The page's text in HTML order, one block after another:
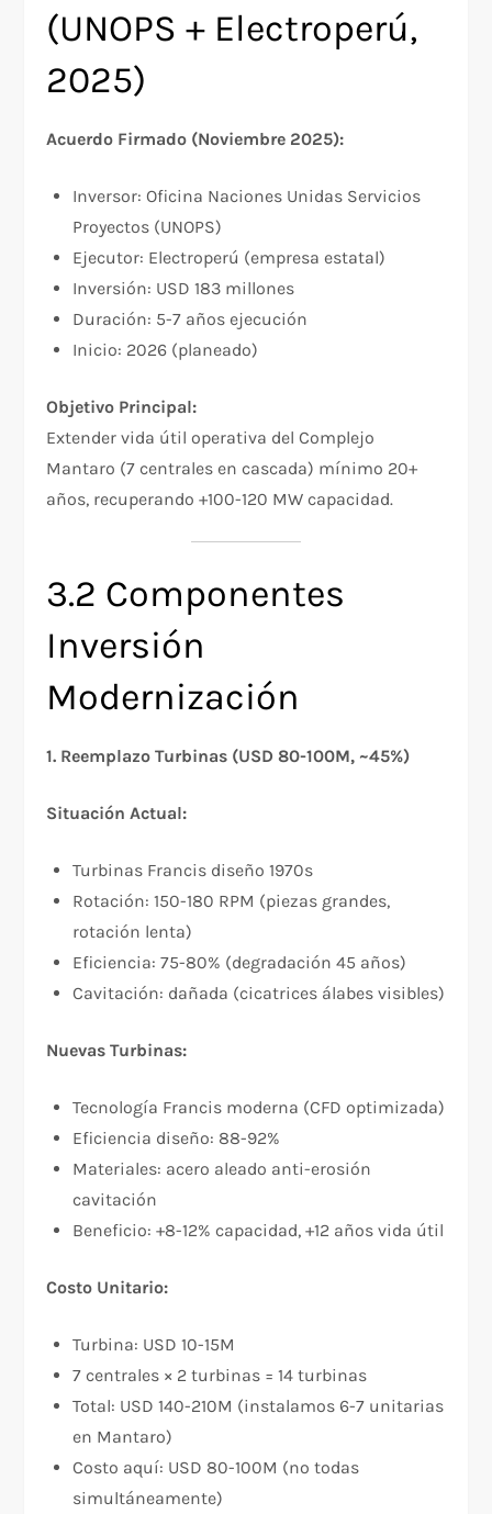
(UNOPS + Electroperú,
2025)
Acuerdo Firmado (Noviembre 2025):
Inversor: Oficina Naciones Unidas Servicios
Proyectos (UNOPS)
Ejecutor: Electroperú (empresa estatal)
Inversión: USD 183 millones
Duración: 5-7 años ejecución
Inicio: 2026 (planeado)
Objetivo Principal:
Extender vida útil operativa del Complejo
Mantaro (7 centrales en cascada) mínimo 20+
años, recuperando +100-120 MW capacidad.
3.2 Componentes
Inversión
Modernización
1. Reemplazo Turbinas (USD 80-100M, ~45%)
Situación Actual:
Turbinas Francis diseño 1970s
Rotación: 150-180 RPM (piezas grandes,
rotación lenta)
Eficiencia: 75-80% (degradación 45 años)
Cavitación: dañada (cicatrices álabes visibles)
Nuevas Turbinas:
Tecnología Francis moderna (CFD optimizada)
Eficiencia diseño: 88-92%
Materiales: acero aleado anti-erosión
cavitación
Beneficio: +8-12% capacidad, +12 años vida útil
Costo Unitario:
Turbina: USD 10-15M
7 centrales × 2 turbinas = 14 turbinas
Total: USD 140-210M (instalamos 6-7 unitarias
en Mantaro)
Costo aquí: USD 80-100M (no todas
simultáneamente)